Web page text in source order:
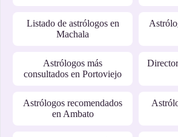
Listado de astrólogos en
Machala
Astrólogos más
consultados en Portoviejo
Astrólogos recomendados
en Ambato